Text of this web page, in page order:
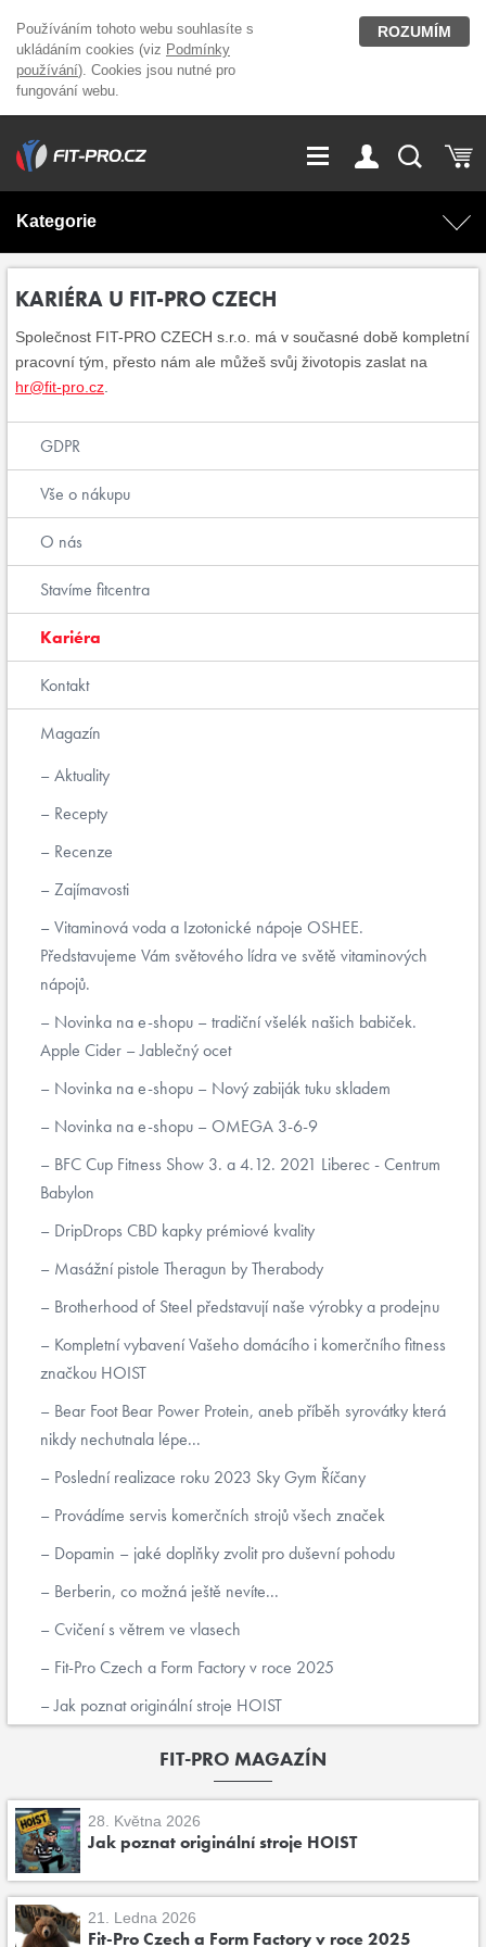
Používáním tohoto webu souhlasíte s
ukládáním cookies (viz Podmínky
používání). Cookies jsou nutné pro
fungování webu.
ROZUMÍM
GDPR
Kariéra Kontakt
Magazín
Přihlášení
Kategorie
Doplňky stravy Fitness vybavení
Značky
KARIÉRA U FIT-PRO CZECH
Společnost FIT-PRO CZECH s.r.o. má v současné době kompletní
pracovní tým, přesto nám ale můžeš svůj životopis zaslat na
hr@fit-pro.cz
GDPR
Vše o nákupu
O nás
Stavíme fitcentra
Kariéra
Kontakt
Magazín
Aktuality
Recepty
Recenze
Zajímavosti
Vitaminová voda a Izotonické nápoje OSHEE.
Představujeme Vám světového lídra ve světě vitaminových
nápojů.
Novinka na e-shopu – tradiční všelék našich babiček.
Apple Cider – Jablečný ocet
Novinka na e-shopu – Nový zabiják tuku skladem
Novinka na e-shopu – OMEGA 3-6-9
BFC Cup Fitness Show 3. a 4.12. 2021 Liberec - Centrum
Babylon
DripDrops CBD kapky prémiové kvality
Masážní pistole Theragun by Therabody
Brotherhood of Steel představují naše výrobky a prodejnu
Kompletní vybavení Vašeho domácího i komerčního fitness
značkou HOIST
Bear Foot Bear Power Protein, aneb příběh syrovátky která
nikdy nechutnala lépe...
Poslední realizace roku 2023 Sky Gym Říčany
Provádíme servis komerčních strojů všech značek
Dopamin – jaké doplňky zvolit pro duševní pohodu
Berberin, co možná ještě nevíte...
Cvičení s větrem ve vlasech
Fit-Pro Czech a Form Factory v roce 2025
Jak poznat originální stroje HOIST
FIT-PRO MAGAZÍN
28. Května 2026
Jak poznat originální stroje HOIST
21. Ledna 2026
Fit-Pro Czech a Form Factory v roce 2025